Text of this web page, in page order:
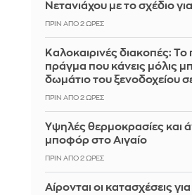
Νετανιάχου με το σχέδιο
ΠΡΙΝ ΑΠΌ 2 ΏΡΕΣ
Καλοκαιρινές διακοπές:
πράγμα που κάνεις μόλις
δωμάτιο του ξενοδοχείου
ΠΡΙΝ ΑΠΌ 2 ΏΡΕΣ
Υψηλές θερμοκρασίες και
μποφόρ στο Αιγαίο
ΠΡΙΝ ΑΠΌ 2 ΏΡΕΣ
Αίρονται οι κατασχέσεις